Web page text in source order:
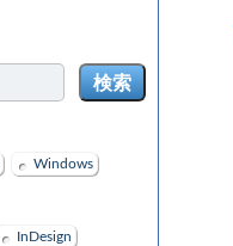
検索
Windows
InDesign